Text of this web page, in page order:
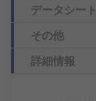
データシート
その他
詳細情報